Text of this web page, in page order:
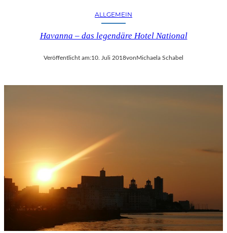
ALLGEMEIN
Havanna – das legendäre Hotel National
Veröffentlicht am:10. Juli 2018von Michaela Schabel